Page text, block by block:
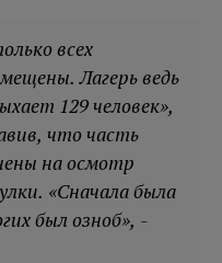
всех
Лагерь ведь
129 человек»,
что часть
на осмотр
«Сначала была
был озноб», -